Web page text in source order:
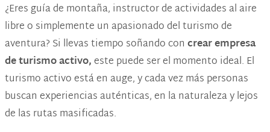
¿Eres guía de montaña, instructor de actividades al aire
libre o simplemente un apasionado del turismo de
aventura? Si llevas tiempo soñando con crear empresa
de turismo activo,este puede ser el momento ideal. El
turismo activo está en auge, y cada vez más personas
buscan experiencias auténticas, en la naturaleza y lejos
de las rutas masificadas.